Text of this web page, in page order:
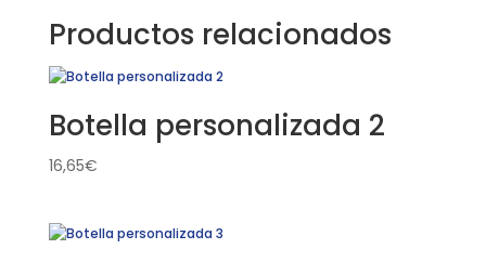
Productos relacionados
Botella personalizada 2
16,65€